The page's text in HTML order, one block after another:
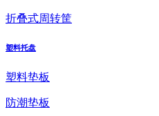
折叠式周转筐
塑料托盘
塑料垫板
防潮垫板